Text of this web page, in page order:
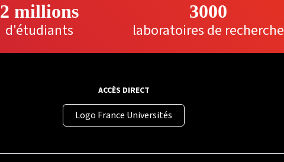
2 millions
d'étudiants
3000
laboratoires de recherche
ACCÈS DIRECT
Logo France Universités